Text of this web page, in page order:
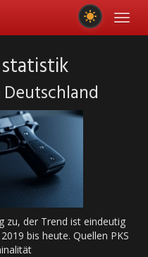
zu, der Trend ist eindeutig
bis heute. Quellen PKS